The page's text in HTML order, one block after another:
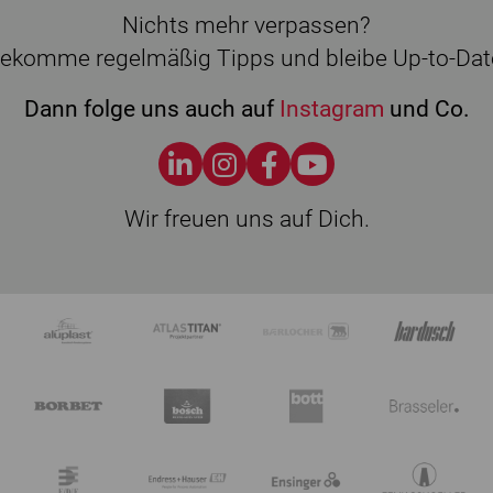
Nichts mehr verpassen?
regelmäßig Tipps und bleibe Up-to-
Dann folge uns auch auf Instagram und Co.
Wir freuen uns auf Dich.